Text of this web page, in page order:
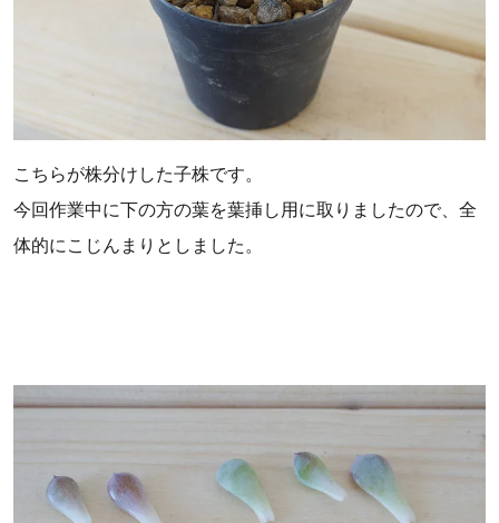
こちらが株分けした子株です。
今回作業中に下の方の葉を葉挿し用に取りましたので、全
体的にこじんまりとしました。